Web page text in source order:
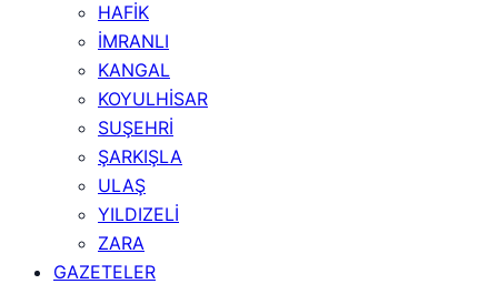
HAFİK
İMRANLI
KANGAL
KOYULHİSAR
SUŞEHRİ
ŞARKIŞLA
ULAŞ
YILDIZELİ
ZARA
GAZETELER